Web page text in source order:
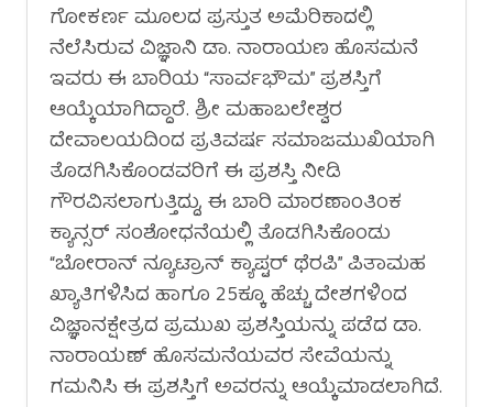
ಗೋಕರ್ಣ ಮೂಲದ ಪ್ರಸ್ತುತ ಅಮೆರಿಕಾದಲ್ಲಿ
ನೆಲೆಸಿರುವ ವಿಜ್ಞಾನಿ ಡಾ. ನಾರಾಯಣ ಹೊಸಮನೆ
ಇವರು ಈ ಬಾರಿಯ “ಸಾರ್ವಭೌಮ” ಪ್ರಶಸ್ತಿಗೆ
ಆಯ್ಕೆಯಾಗಿದ್ದಾರೆ. ಶ್ರೀ ಮಹಾಬಲೇಶ್ವರ
ದೇವಾಲಯದಿಂದ ಪ್ರತಿವರ್ಷ ಸಮಾಜಮುಖಿಯಾಗಿ
ತೊಡಗಿಸಿಕೊಂಡವರಿಗೆ ಈ ಪ್ರಶಸ್ತಿ ನೀಡಿ
ಗೌರವಿಸಲಾಗುತ್ತಿದ್ದು, ಈ ಬಾರಿ ಮಾರಣಾಂತಿಂಕ
ಕ್ಯಾನ್ಸರ್ ಸಂಶೋಧನೆಯಲ್ಲಿ ತೊಡಗಿಸಿಕೊಂಡು
“ಬೋರಾನ್ ನ್ಯೂಟ್ರಾನ್ ಕ್ಯಾಪ್ಟರ್ ಥೆರಪಿ” ಪಿತಾಮಹ
ಖ್ಯಾತಿಗಳಿಸಿದ ಹಾಗೂ 25ಕ್ಕೂ ಹೆಚ್ಚು ದೇಶಗಳಿಂದ
ವಿಜ್ಞಾನಕ್ಷೇತ್ರದ ಪ್ರಮುಖ ಪ್ರಶಸ್ತಿಯನ್ನು ಪಡೆದ ಡಾ.
ನಾರಾಯಣ್ ಹೊಸಮನೆಯವರ ಸೇವೆಯನ್ನು
ಗಮನಿಸಿ ಈ ಪ್ರಶಸ್ತಿಗೆ ಅವರನ್ನು ಆಯ್ಕೆಮಾಡಲಾಗಿದೆ.